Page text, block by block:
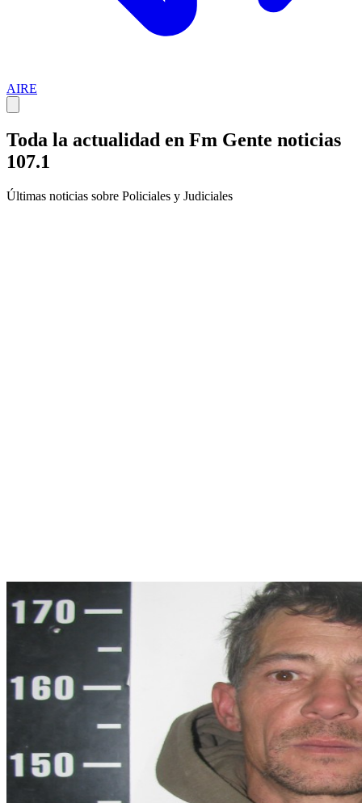
AIRE
Toda la actualidad en Fm Gente noticias
107.1
Últimas noticias sobre Policiales y Judiciales